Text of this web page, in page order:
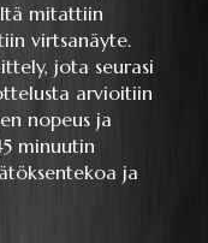
mitattiin
virtsanäyte.
jota seurasi
arvioitiin
nopeus ja
minuutin
ja